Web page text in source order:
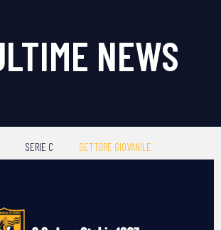
NEWS
SERIE C SETTORE GIOVANILE